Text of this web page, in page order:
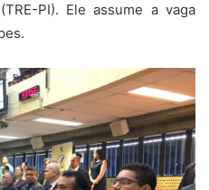
PI). Ele assume a vaga